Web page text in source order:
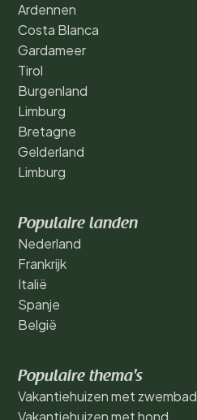
Ardennen
Costa Blanca
Gardameer
Tirol
Burgenland
Limburg
Bretagne
Gelderland
Limburg
Populaire landen
Nederland
Frankrijk
Italië
Spanje
België
Populaire thema's
Vakantiehuizen met zwembad
Vakantiehuizen met hond